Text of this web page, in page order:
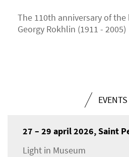
The 110th anniversary of the
Georgy Rokhlin (1911 - 2005)
EVENTS
27 – 29 april 2026, Saint
Light in Museum